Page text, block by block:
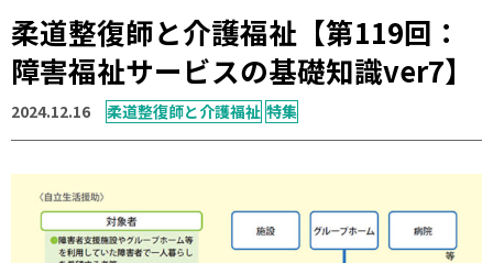
国家試験対策
学会・セミナー情報
運営元 お問い合わせ
柔道整復師と介護福祉【第119回：
障害福祉サービスの基礎知識ver7】
2024.12.16 柔道整復師と介護福祉 特集